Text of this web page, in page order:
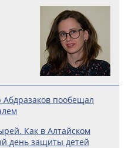
пообещал
Как в Алтайском
день защиты детей